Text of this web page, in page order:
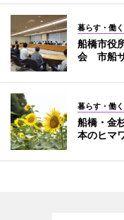
暮らす・働く
船橋市役
会 市船
暮らす・働く
船橋・金
本のヒマ